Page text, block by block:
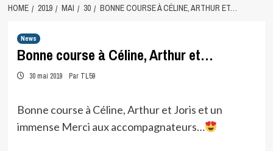
HOME 2019 MAI 30 BONNE COURSE À CÉLINE, ARTHUR ET…
News
Bonne course à Céline, Arthur et…
30 mai 2019 Par TL59
Bonne course à Céline, Arthur et Joris et un
immense Merci aux accompagnateurs…